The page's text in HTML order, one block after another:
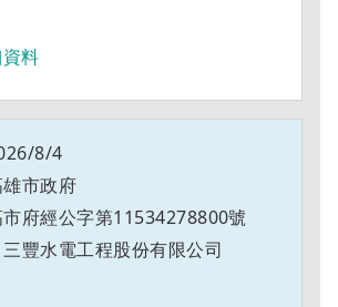
料
8/4
市政府
府經公字第11534278800號
三豐水電工程股份有限公司